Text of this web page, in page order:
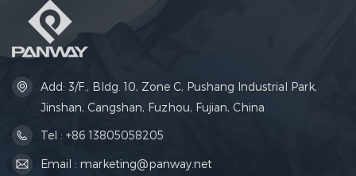
Add: 3/F., Bldg. 10, Zone C, Pushang Industrial Park,
Jinshan, Cangshan, Fuzhou, Fujian, China
Tel : +86 13805058205
Email : marketing@panway.net